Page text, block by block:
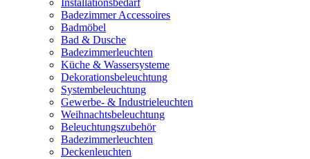
Installationsbedarf
Badezimmer Accessoires
Badmöbel
Bad & Dusche
Badezimmerleuchten
Küche & Wassersysteme
Dekorationsbeleuchtung
Systembeleuchtung
Gewerbe- & Industrieleuchten
Weihnachtsbeleuchtung
Beleuchtungszubehör
Badezimmerleuchten
Deckenleuchten